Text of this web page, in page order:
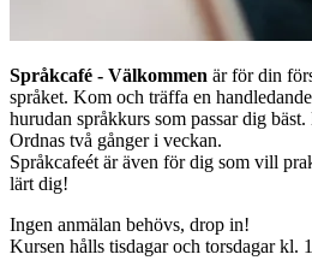
Språkcafé - Välkommen är för din
språket. Kom och träffa en
hurudan språkkurs som passar dig
Ordnas två gånger i veckan.
Språkcafeét är även för dig som vill
lärt dig!
Ingen anmälan behövs, drop in!
Kursen hålls tisdagar och torsdagar kl.